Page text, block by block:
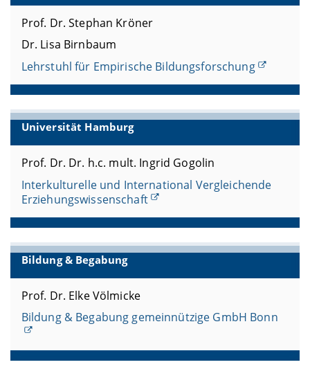
Prof. Dr. Stephan Kröner
Dr. Lisa Birnbaum
Lehrstuhl für Empirische Bildungsforschung
Universität Hamburg
Prof. Dr. Dr. h.c. mult. Ingrid Gogolin
Interkulturelle und International Vergleichende
Erziehungswissenschaft
Bildung & Begabung
Prof. Dr. Elke Völmicke
Bildung & Begabung gemeinnützige GmbH Bonn